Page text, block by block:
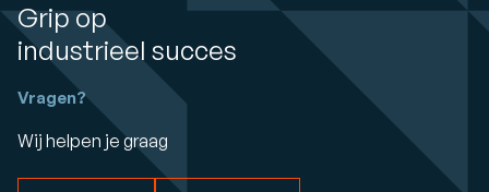
Grip op
industrieel succes
Vragen?
Wij helpen je graag